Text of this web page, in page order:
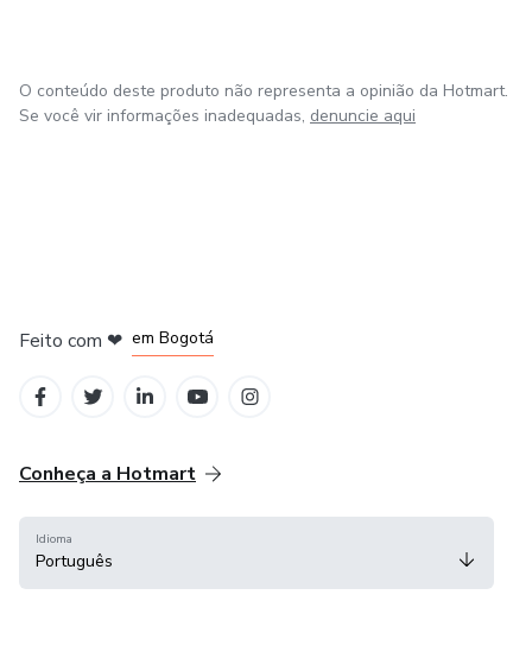
O conteúdo deste produto não representa a opinião da Hotmart.
Se você vir informações inadequadas, denuncie aqui
Feito com ❤ em Bogotá
Conheça a Hotmart
Idioma
Português